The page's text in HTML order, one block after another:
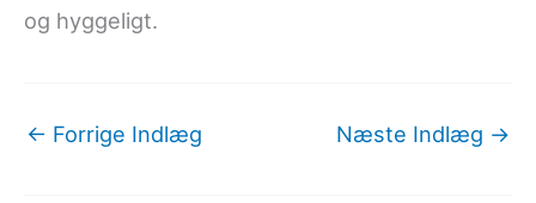
og hyggeligt.
← Forrige Indlæg Næste Indlæg →